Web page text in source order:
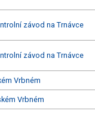
závod na Trnávce
závod na Trnávce
Vrbném
Vrbném